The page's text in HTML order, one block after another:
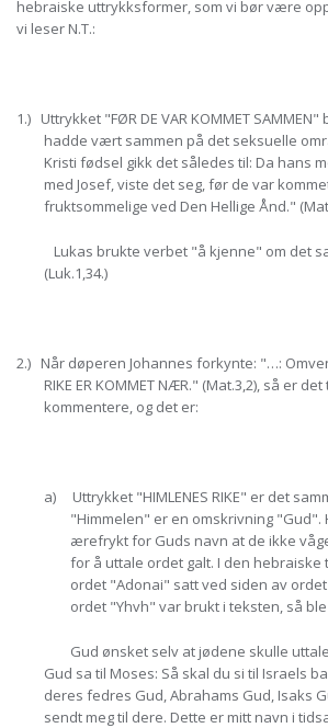
hebraiske uttrykksformer, som vi bør være
vi leser N.T.:
1.) Uttrykket "FØR DE VAR KOMMET
hadde vært sammen på det seksuelle
Kristi fødsel gikk det således til: Da hans
med Josef, viste det seg, før de var
fruktsommelige ved Den Hellige Ånd."
Lukas brukte verbet "å kjenne" om det
(Luk.1,34.)
2.) Når døperen Johannes forkynte: "…:
RIKE ER KOMMET NÆR." (Mat.3,2), så er
kommentere, og det er:
a) Uttrykket "HIMLENES RIKE" er det
"Himmelen" er en omskrivning
ærefrykt for Guds navn at de ikke
for å uttale ordet galt. I den hebraiske
ordet "Adonai" satt ved siden av
ordet "Yhvh" var brukt i teksten, så
Gud ønsket selv at jødene skulle
Gud sa til Moses: Så skal du si til Israels
deres fedres Gud, Abrahams Gud, Isaks
sendt meg til dere. Dette er mitt navn i